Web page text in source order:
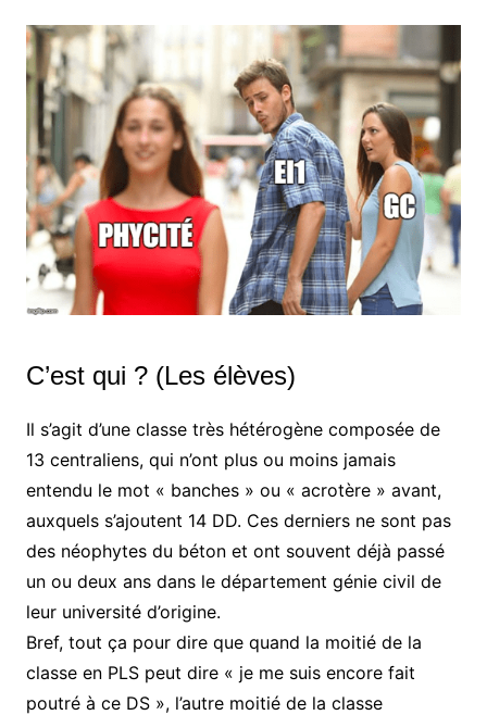
C’est qui ? (Les élèves)
Il s’agit d’une classe très hétérogène composée de
13 centraliens, qui n’ont plus ou moins jamais
entendu le mot « banches » ou « acrotère » avant,
auxquels s’ajoutent 14 DD. Ces derniers ne sont pas
des néophytes du béton et ont souvent déjà passé
un ou deux ans dans le département génie civil de
leur université d’origine.
Bref, tout ça pour dire que quand la moitié de la
classe en PLS peut dire « je me suis encore fait
poutré à ce DS », l’autre moitié de la classe